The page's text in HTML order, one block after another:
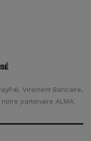
Virement Bancaire,
partenaire ALMA.